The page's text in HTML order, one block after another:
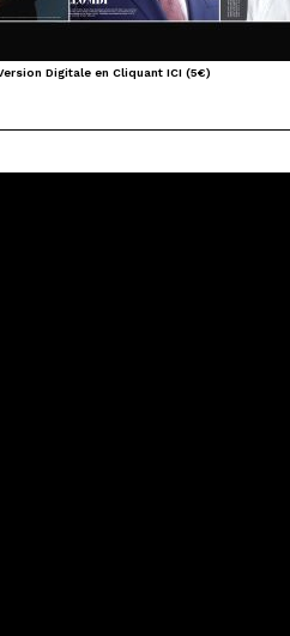
Digitale en Cliquant ICI (5€)